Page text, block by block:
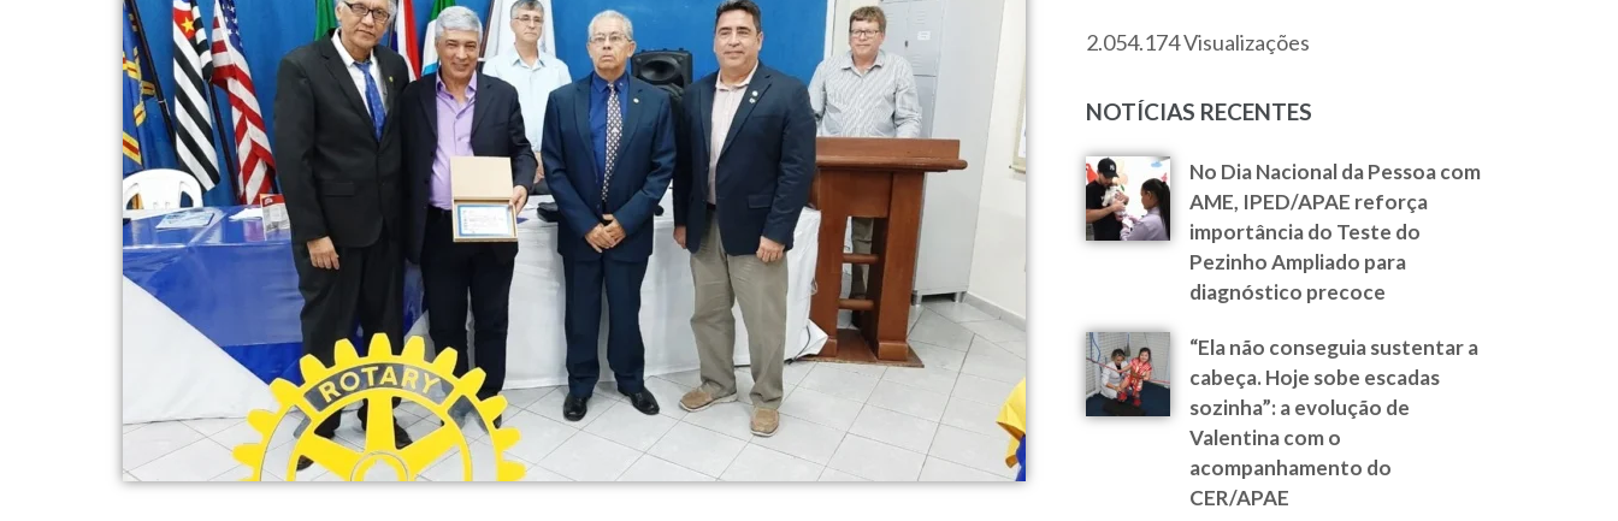
2.054.174 Visualizações
NOTÍCIAS RECENTES
No Dia Nacional da Pessoa com
AME, IPED/APAE reforça
importância do Teste do
Pezinho Ampliado para
diagnóstico precoce
“Ela não conseguia sustentar a
cabeça. Hoje sobe escadas
sozinha”: a evolução de
Valentina com o
acompanhamento do
CER/APAE